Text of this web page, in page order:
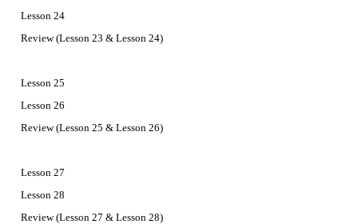
Lesson 24
Review (Lesson 23 & Lesson 24)
Lesson 25
Lesson 26
Review (Lesson 25 & Lesson 26)
Lesson 27
Lesson 28
Review (Lesson 27 & Lesson 28)